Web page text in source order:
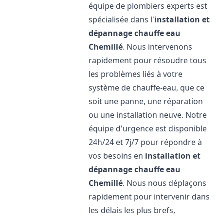
équipe de plombiers experts est
spécialisée dans l'installation et
dépannage chauffe eau
Chemillé. Nous intervenons
rapidement pour résoudre tous
les problèmes liés à votre
système de chauffe-eau, que ce
soit une panne, une réparation
ou une installation neuve. Notre
équipe d'urgence est disponible
24h/24 et 7j/7 pour répondre à
vos besoins en installation et
dépannage chauffe eau
Chemillé. Nous nous déplaçons
rapidement pour intervenir dans
les délais les plus brefs,